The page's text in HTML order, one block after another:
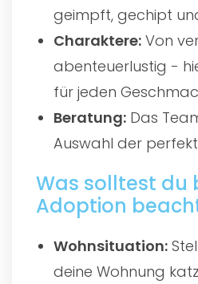
geimpft, gechipt
Charaktere: Von
abenteuerlustig -
für jeden
Beratung: Das
Auswahl der
Was solltest du
Adoption
Wohnsituation:
deine Wohnung